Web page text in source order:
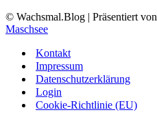
© Wachsmal.Blog | Präsentiert von
Maschsee
Kontakt
Impressum
Datenschutzerklärung
Login
Cookie-Richtlinie (EU)